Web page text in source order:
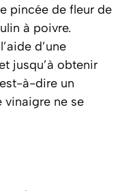
pincée de fleur de
à poivre.
d’une
jusqu’à obtenir
à-dire un
vinaigre ne se